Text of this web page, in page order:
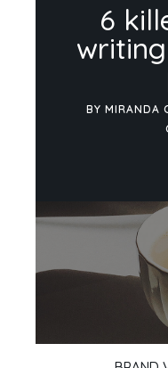
6
BY MIRANDA